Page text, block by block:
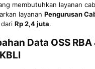
membutuhkan layanan
layanan Pengurusan
Rp 2,4 juta.
Data OSS RBA